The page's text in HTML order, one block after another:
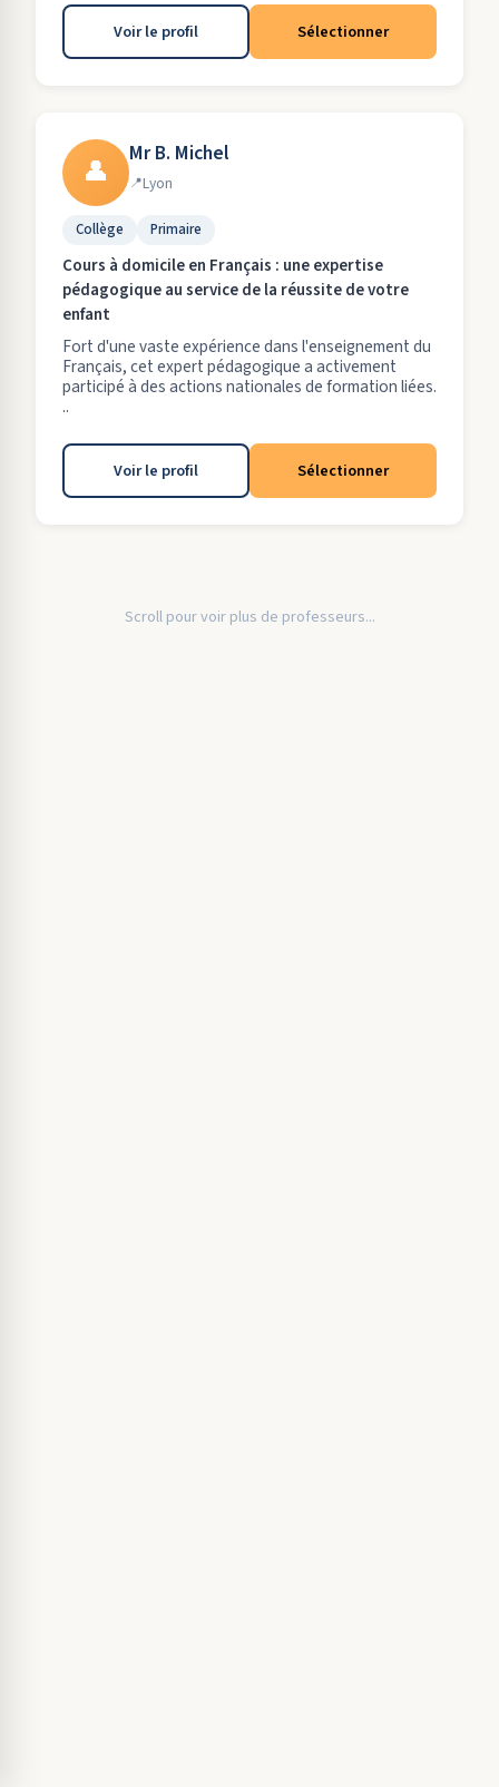
Voir le profil Sélectionner
👤 Mr B. Michel
Lyon
Collège Primaire
Cours à domicile en Français : une expertise
pédagogique au service de la réussite de votre
enfant
Fort d'une vaste expérience dans l'enseignement du
Français, cet expert pédagogique a activement
participé à des actions nationales de formation liées.
..
Voir le profil Sélectionner
Scroll pour voir plus de professeurs...